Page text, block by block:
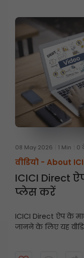
08 May 2026 1 Min 0
वीडियो - About
ICICI Direct
प्लेस करें
ICICI Direct ऐप के
जानने के लिए यह